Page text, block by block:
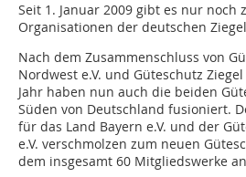
Seit 1. Januar 2009 gibt es nur noch
Organisationen der deutschen
Nach dem Zusammenschluss von
Nordwest e.V. und Güteschutz
Jahr haben nun auch die beiden
Süden von Deutschland fusioniert.
für das Land Bayern e.V. und der
e.V. verschmolzen zum neuen
dem insgesamt 60 Mitgliedswerke